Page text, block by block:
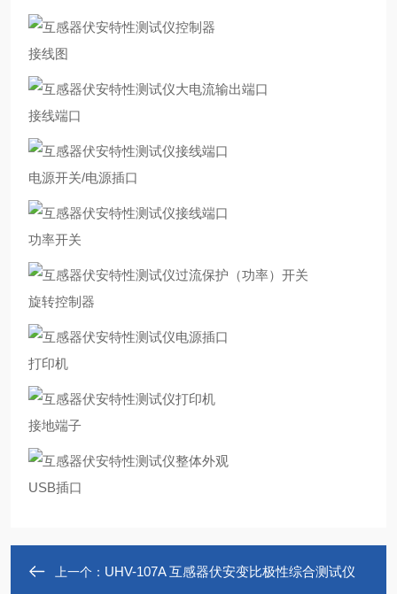
接线图
接线端口
电源开关/电源插口
功率开关
旋转控制器
打印机
接地端子
USB插口
上一个： UHV-107A 互感器伏安变比极性综合测试仪